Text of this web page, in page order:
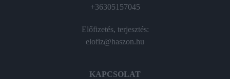
+36305157045
Előfizetés, terjesztés:
elofiz@haszon.hu
KAPCSOLAT